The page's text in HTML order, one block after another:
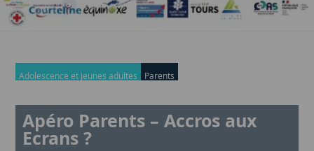
Adolescence et jeunes adultes Parents
Apéro Parents – Accros aux
Ecrans ?